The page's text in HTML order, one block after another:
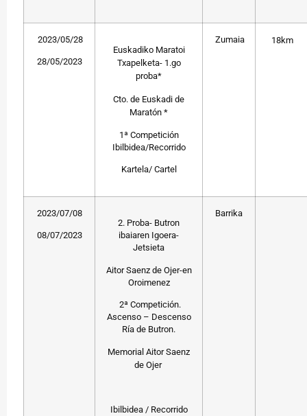
2023/05/28
28/05/2023
Euskadiko Maratoi
Txapelketa- 1.go
proba*
Cto. de Euskadi de
Maratón *
1ª Competición
Ibilbidea/Recorrido
Kartela/ Cartel
Zumaia 18km
2023/07/08
08/07/2023
2. Proba- Butron
ibaiaren Igoera-
Jetsieta
Aitor Saenz de Ojer-en
Oroimenez
2ª Competición.
Ascenso – Descenso
Ría de Butron.
Memorial Aitor Saenz
de Ojer
Ibilbidea / Recorrido
Barrika